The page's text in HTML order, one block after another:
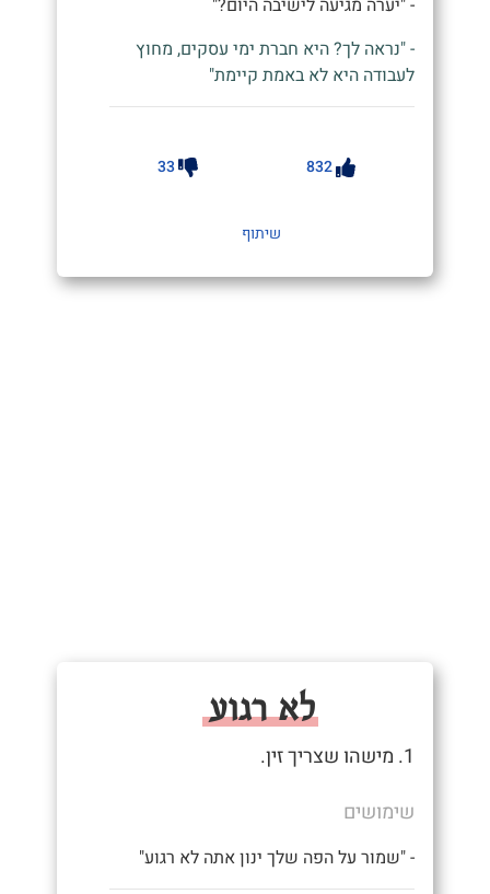
- "נראה לך? היא חברת ימי עסקים, מחוץ
לעבודה היא לא באמת קיימת"
832
33
שיתוף
לא רגוע
1. מישהו שצריך זין.
שימושים
- "שמור על הפה שלך ינון אתה לא רגוע"